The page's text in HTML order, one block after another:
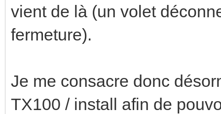
vient de là (un volet
fermeture).
Je me consacre donc
TX100 / install afin de